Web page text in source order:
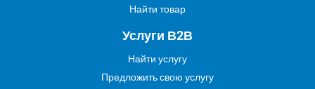
Найти товар
Услуги В2В
Найти услугу
Предложить свою услугу